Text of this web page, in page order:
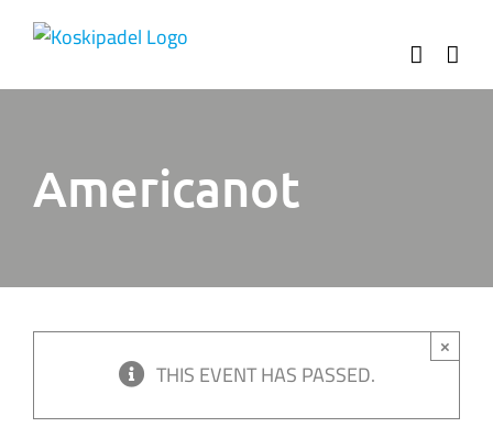
Ohita
Americanot
×
THIS EVENT HAS PASSED.